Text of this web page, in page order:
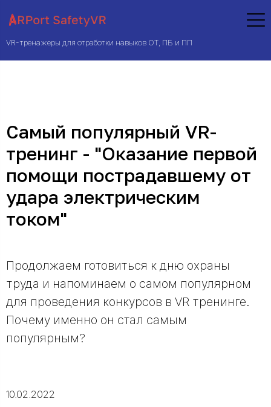
VR-тренажеры для отработки навыков ОТ, ПБ и ПП
Самый популярный VR-
тренинг - "Оказание первой
помощи пострадавшему от
удара электрическим
током"
Продолжаем готовиться к дню охраны
труда и напоминаем о самом популярном
для проведения конкурсов в VR тренинге.
Почему именно он стал самым
популярным?
10.02.2022